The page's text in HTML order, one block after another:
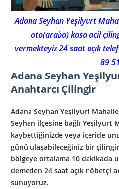
Adana Seyhan Yeşilyurt
oto(araba) kasa acil
vermekteyiz 24 saat açık
89 51
Adana Seyhan
Anahtarcı Çilingir
Adana Seyhan Yeşilyurt
Seyhan ilçesine bağlı Yeşilyurt
kaybettiğinizde veya içeride
günü ulaşabileceğiniz bir
bölgeye ortalama 10 dakikada
demeden24 saat açık nöbetçi
sunuyoruz.